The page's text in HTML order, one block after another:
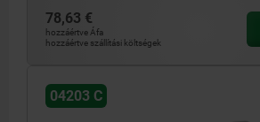
78,63 €
hozzáértve Áfa
hozzáértve szállítási költségek
04203 C